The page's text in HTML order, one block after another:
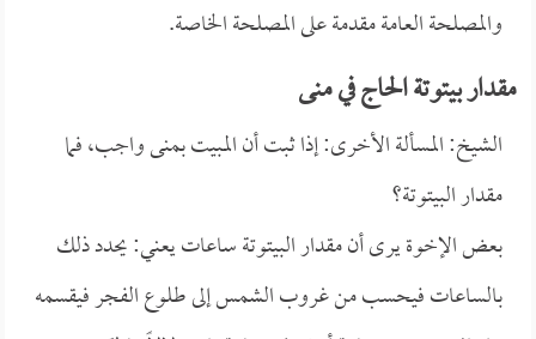
والمصلحة العامة مقدمة على المصلحة الخاصة.
مقدار بيتوتة الحاج في منى
الشيخ: المسألة الأخرى: إذا ثبت أن المبيت بمنى واجب، فما
مقدار البيتوتة؟
بعض الإخوة يرى أن مقدار البيتوتة ساعات يعني: يحدد ذلك
بالساعات فيحسب من غروب الشمس إلى طلوع الفجر فيقسمه